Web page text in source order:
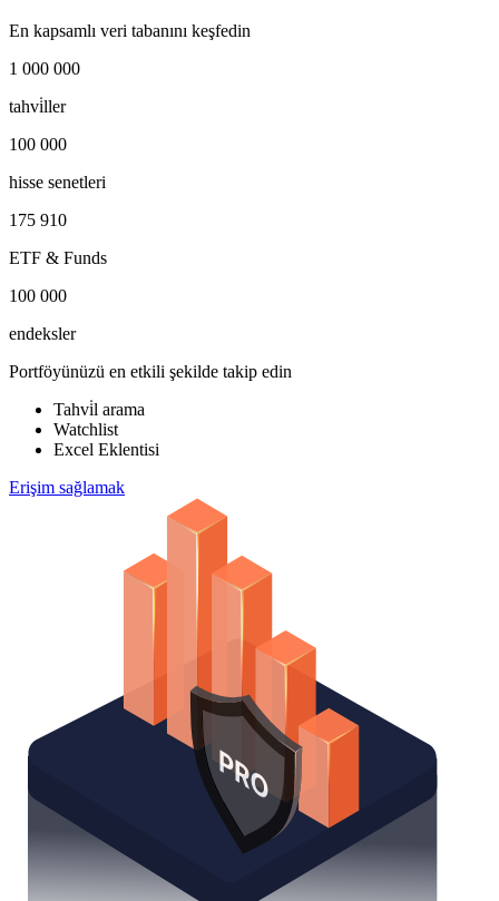
En kapsamlı veri tabanını keşfedin
1 000 000
tahvi̇ller
100 000
hisse senetleri
175 910
ETF & Funds
100 000
endeksler
Portföyünüzü en etkili şekilde takip edin
Tahvi̇l arama
Watchlist
Excel Eklentisi
Erişim sağlamak